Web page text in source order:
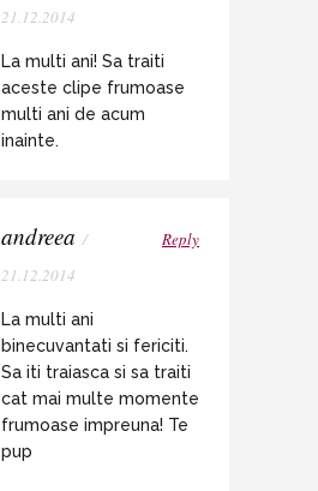
21.12.2014
La multi ani! Sa traiti
aceste clipe frumoase
multi ani de acum
inainte.
andreea /
21.12.2014
Reply
La multi ani
binecuvantati si fericiti.
Sa iti traiasca si sa traiti
cat mai multe momente
frumoase impreuna! Te
pup